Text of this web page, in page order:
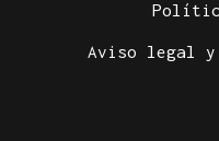
Aviso legal y